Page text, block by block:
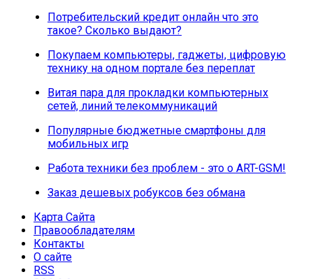
Потребительский кредит онлайн что это
такое? Сколько выдают?
Покупаем компьютеры, гаджеты, цифровую
технику на одном портале без переплат
Витая пара для прокладки компьютерных
сетей, линий телекоммуникаций
Популярные бюджетные смартфоны для
мобильных игр
Работа техники без проблем - это о ART-GSM!
Заказ дешевых робуксов без обмана
Карта Сайта
Правообладателям
Контакты
О сайте
RSS